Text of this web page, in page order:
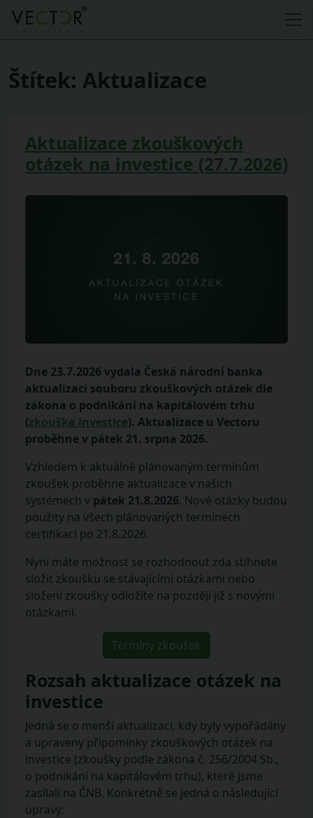
Štítek: Aktualizace
Aktualizace zkouškových
otázek na investice (27.7.2026)
Dne 23.7.2026 vydala Česká národní banka
aktualizaci souboru zkouškových otázek dle
zákona o podnikání na kapitálovém trhu
(zkouška investice). Aktualizace u Vectoru
proběhne v pátek 21. srpna 2026.
Vzhledem k aktuálně plánovaným termínům
zkoušek proběhne aktualizace v našich
systémech v pátek 21.8.2026. Nové otázky budou
použity na všech plánovaných termínech
certifikací po 21.8.2026.
Nyní máte možnost se rozhodnout zda stihnete
složit zkoušku se stávajícími otázkami nebo
složení zkoušky odložíte na později již s novými
otázkami.
Termíny zkoušek
Rozsah aktualizace otázek na
investice
Jedná se o menší aktualizaci, kdy byly vypořádány
a upraveny připomínky zkouškových otázek na
investice (zkoušky podle zákona č. 256/2004 Sb.,
o podnikání na kapitálovém trhu), které jsme
zasílali na ČNB. Konkrétně se jedná o následující
úpravy: